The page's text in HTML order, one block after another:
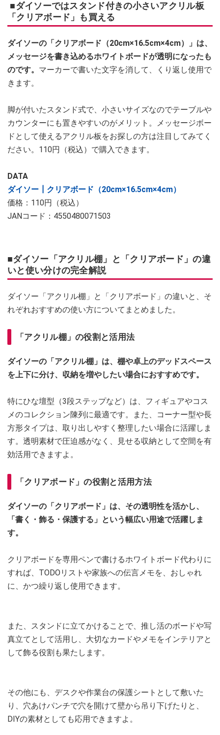
■ダイソーではスタンド付きの小さいアクリル板
「クリアボード」も買える
ダイソーの「クリアボード（20cm×16.5cm×4cm）」は、
メッセージを書き込めるホワイトボードが透明になったも
のです。 マーカーで書いた文字を消して、くり返し使用で
きます。
脚が付いたスタンド式で、小さいサイズなのでテーブルや
カウンターにも置きやすいのがメリット。メッセージボー
ドとして使えるアクリル板をお探しの方は注目してみてく
ださい。110円（税込）で購入できます。
DATA
ダイソー┃クリアボード（20cm×16.5cm×4cm）
価格：110円（税込）
JANコード：4550480071503
■ダイソー「アクリル棚」と「クリアボード」の違
いと使い分けの完全解説
ダイソー「アクリル棚」と「クリアボード」の違いと、そ
れぞれおすすめの使い方についてまとめました。
「アクリル棚」の役割と活用法
ダイソーの「アクリル棚」は、棚や卓上のデッドスペース
を上下に分け、収納を増やしたい場合におすすめです。
特にひな壇型（3段ステップなど）は、フィギュアやコス
メのコレクション陳列に最適です。また、コーナー型や長
方形タイプは、取り出しやすく整理したい場合に活躍しま
す。透明素材で圧迫感がなく、見せる収納として空間を有
効活用できますよ。
「クリアボード」の役割と活用方法
ダイソーの「クリアボード」は、その透明性を活かし、
「書く・飾る・保護する」という幅広い用途で活躍しま
す。
クリアボードを専用ペンで書けるホワイトボード代わりに
すれば、TODOリストや家族への伝言メモを、おしゃれ
に、かつ繰り返し使用できます。
また、スタンドに立てかけることで、推し活のボードや写
真立てとして活用し、大切なカードやメモをインテリアと
して飾る役割も果たします。
その他にも、デスクや作業台の保護シートとして敷いた
り、穴あけパンチで穴を開けて壁から吊り下げたりと、
DIYの素材としても応用できますよ。